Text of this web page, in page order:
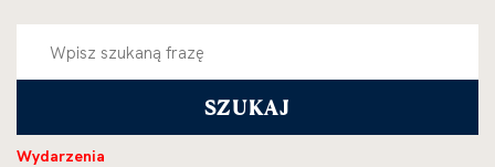
Wydarzenia